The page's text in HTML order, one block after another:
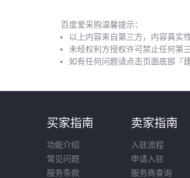
百度爱采购温馨提示：
以上内容来自第三方，内容真实
未经权利方授权许可禁止任何第
如有任何问题请点击页面底部『
买家指南
功能介绍
常见问题
服务条款
卖家指南
入驻流程
申请入驻
服务商查询